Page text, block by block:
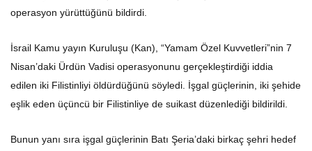
operasyon yürüttüğünü bildirdi.
İsrail Kamu yayın Kuruluşu (Kan), “Yamam Özel Kuvvetleri”nin 7
Nisan’daki Ürdün Vadisi operasyonunu gerçekleştirdiği iddia
edilen iki Filistinliyi öldürdüğünü söyledi. İşgal güçlerinin, iki şehide
eşlik eden üçüncü bir Filistinliye de suikast düzenlediği bildirildi.
Bunun yanı sıra işgal güçlerinin Batı Şeria’daki birkaç şehri hedef